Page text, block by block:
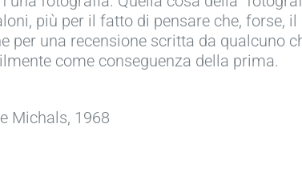
più per il fatto di pensare che, forse,
per una recensione scritta da qualcuno
come conseguenza della prima.
Michals, 1968